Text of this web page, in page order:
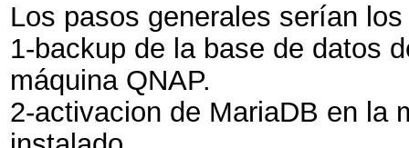
Los pasos generales serían
1-backup de la base de datos
máquina QNAP.
2-activacion de MariaDB en la